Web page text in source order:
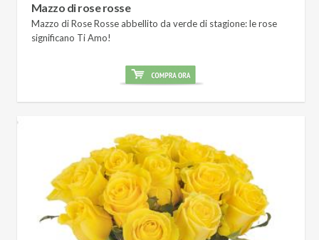
Mazzo di rose rosse
Mazzo di Rose Rosse abbellito da verde di stagione: le rose
significano Ti Amo!